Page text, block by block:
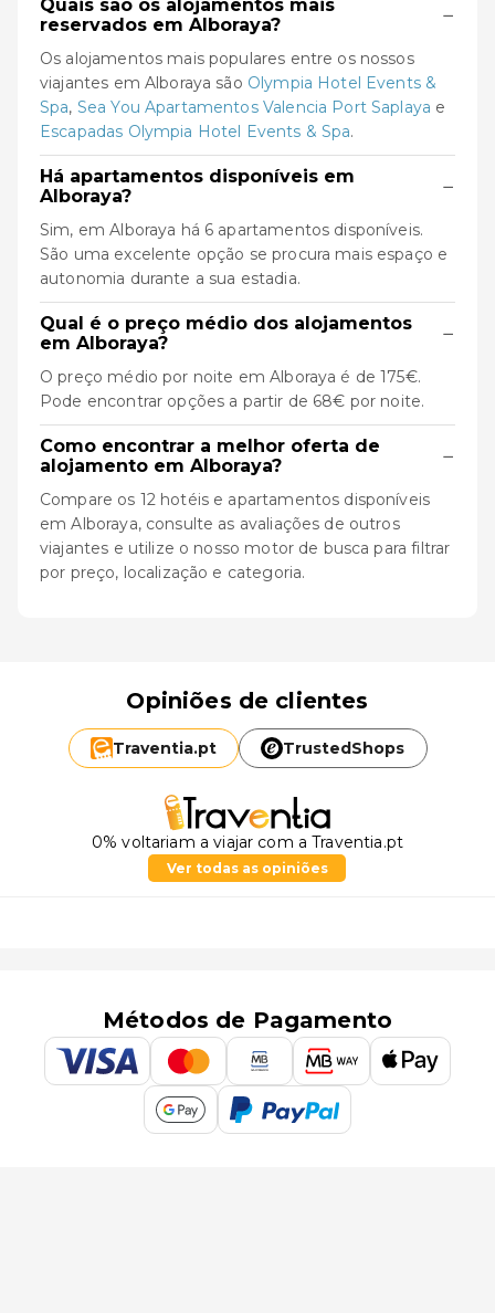
Quais são os alojamentos mais
reservados em Alboraya?
−
Os alojamentos mais populares entre os nossos
viajantes em Alboraya são Olympia Hotel Events &
Spa, Sea You Apartamentos Valencia Port Saplaya e
Escapadas Olympia Hotel Events & Spa.
Há apartamentos disponíveis em
Alboraya?
−
Sim, em Alboraya há 6 apartamentos disponíveis.
São uma excelente opção se procura mais espaço e
autonomia durante a sua estadia.
Qual é o preço médio dos alojamentos
em Alboraya?
−
O preço médio por noite em Alboraya é de 175€.
Pode encontrar opções a partir de 68€ por noite.
Como encontrar a melhor oferta de
alojamento em Alboraya?
−
Compare os 12 hotéis e apartamentos disponíveis
em Alboraya, consulte as avaliações de outros
viajantes e utilize o nosso motor de busca para filtrar
por preço, localização e categoria.
Opiniões de clientes
Traventia.pt TrustedShops
0% voltariam a viajar com a Traventia.pt
Ver todas as opiniões
Métodos de Pagamento